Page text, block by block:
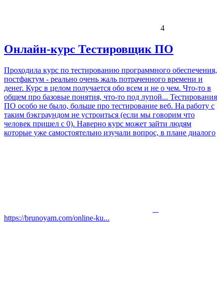
4
Онлайн-курс Тестировщик ПО
Проходила курс по тестированию программного обеспечения,
постфактум - реально очень жаль потраченного времени и
денег. Курс в целом получается обо всем и не о чем. Что-то в
общем про базовые понятия, что-то под лупой... Тестирования
ПО особо не было, больше про тестирование веб. На работу с
таким бэкграундом не устроиться (если мы говорим что
человек пришел с 0). Наверно курс может зайти людям
которые уже самостоятельно изучали вопрос, в плане диалого
https://brunoyam.com/online-ku...